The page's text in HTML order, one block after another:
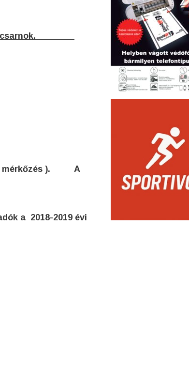
Sportcsarnok.
( 3 mérkőzés ). A
a 2018-2019 évi